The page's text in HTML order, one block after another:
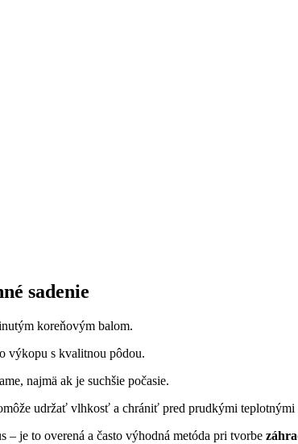
sadenie
koreňovým balom.
výkopu s kvalitnou pôdou.
najmä ak je suchšie počasie.
udržať vlhkosť a chrániť pred prudkými
– je to overená a často výhodná metóda pri tvorbe